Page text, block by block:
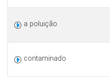
a poluição
contaminado